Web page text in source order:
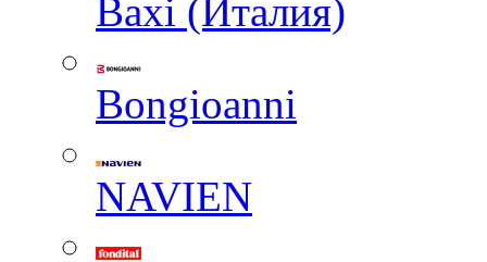
Baxi (Италия)
Вongioanni
NAVIEN